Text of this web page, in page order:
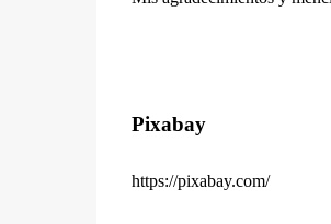
Pixabay
https://pixabay.com/